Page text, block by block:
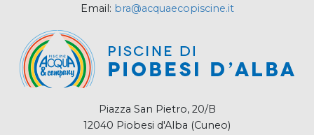
Email: bra@acquaecopiscine.it
Piazza San Pietro, 20/B
12040 Piobesi d'Alba (Cuneo)